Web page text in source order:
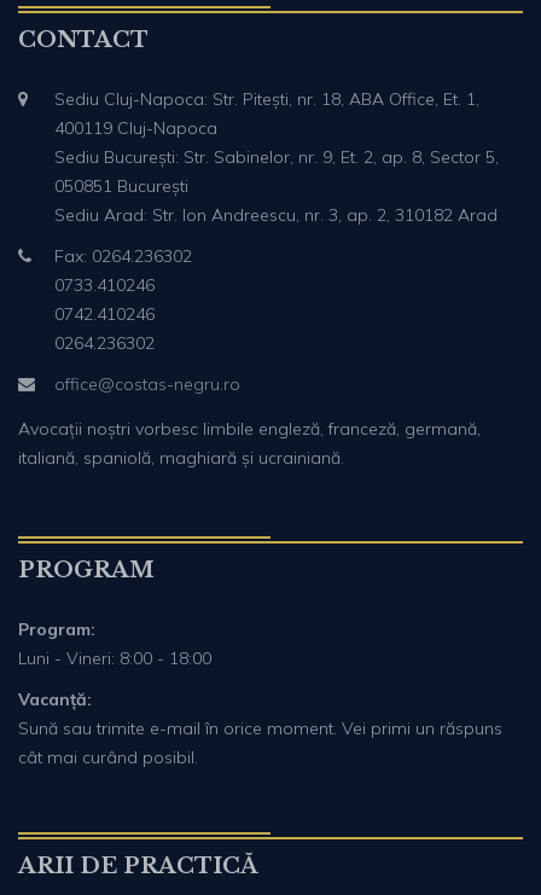
CONTACT
Sediu Cluj-Napoca: Str. Pitești, nr. 18, ABA Office, Et. 1,
400119 Cluj-Napoca
Sediu București: Str. Sabinelor, nr. 9, Et. 2, ap. 8, Sector 5,
050851 București
Sediu Arad: Str. Ion Andreescu, nr. 3, ap. 2, 310182 Arad
Fax: 0264.236302
0733.410246
0742.410246
0264.236302
office@costas-negru.ro
Avocații noștri vorbesc limbile engleză, franceză, germană,
italiană, spaniolă, maghiară și ucrainiană.
PROGRAM
Program:
Luni - Vineri: 8:00 - 18:00
Vacanță:
Sună sau trimite e-mail în orice moment. Vei primi un răspuns
cât mai curând posibil.
ARII DE PRACTICĂ